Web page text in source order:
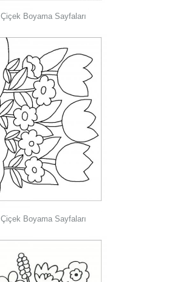
Çiçek Boyama Sayfaları
Çiçek Boyama Sayfaları